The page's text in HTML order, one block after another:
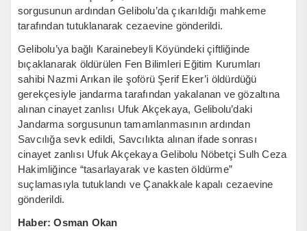
sorgusunun ardından Gelibolu’da çıkarıldığı mahkeme
tarafından tutuklanarak cezaevine gönderildi.
Gelibolu’ya bağlı Karainebeyli Köyündeki çiftliğinde
bıçaklanarak öldürülen Fen Bilimleri Eğitim Kurumları
sahibi Nazmi Arıkan ile şoförü Şerif Eker’i öldürdüğü
gerekçesiyle jandarma tarafından yakalanan ve gözaltına
alınan cinayet zanlısı Ufuk Akçekaya, Gelibolu’daki
Jandarma sorgusunun tamamlanmasının ardından
Savcılığa sevk edildi, Savcılıkta alınan ifade sonrası
cinayet zanlısı Ufuk Akçekaya Gelibolu Nöbetçi Sulh Ceza
Hakimliğince “tasarlayarak ve kasten öldürme”
suçlamasıyla tutuklandı ve Çanakkale kapalı cezaevine
gönderildi.
Haber: Osman Okan